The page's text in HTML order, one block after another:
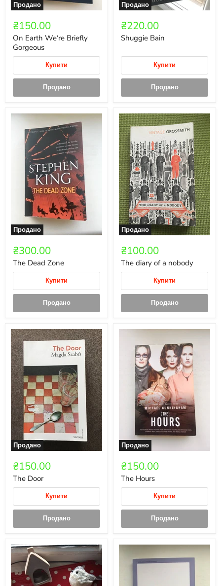
Продано
₴150.00
On Earth We‘re Briefly
Gorgeous
Купити
Продано
Продано
₴220.00
Shuggie Bain
Купити
Продано
Продано
₴300.00
The Dead Zone
Купити
Продано
Продано
₴100.00
The diary of a nobody
Купити
Продано
Продано
₴150.00
The Door
Купити
Продано
Продано
₴150.00
The Hours
Купити
Продано